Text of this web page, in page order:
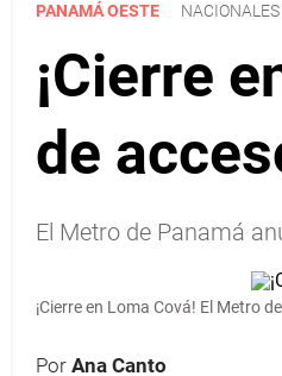
PANAMÁ OESTE NACIONALES
¡Cierre
de
El Metro de Panamá
¡Cierre en Loma Cová! El Metro
Por Ana Canto